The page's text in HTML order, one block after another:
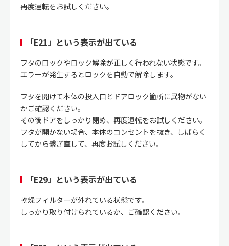
再度運転をお試しください。
「E21」という表示が出ている
フタのロックやロック解除が正しく行われない状態です。
エラーが発生するとロックを自動で解除します。
フタを開けて本体の投入口とドアロック箇所に異物がない
かご確認ください。
その後ドアをしっかり閉め、再度運転をお試しください。
フタが開かない場合、本体のコンセントを抜き、しばらく
してから繋ぎ直して、再度お試しください。
「E29」という表示が出ている
乾燥フィルターが外れている状態です。
しっかり取り付けられているか、ご確認ください。